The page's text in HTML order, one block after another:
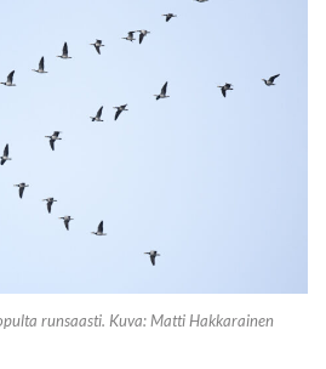
runsaasti. Kuva: Matti Hakkarainen